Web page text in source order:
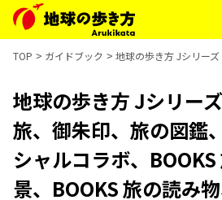
TOP ガイドブック 地球の歩き方 Jシリー
地球の歩き方 Jシリー
旅、御朱印、旅の図鑑
シャルコラボ、
景、BOOKS 旅の読み